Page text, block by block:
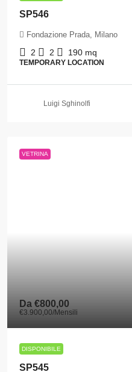
SP546
Fondazione Prada, Milano
2 2 190 mq
TEMPORARY LOCATION
Luigi Sghinolfi
VETRINA
Da €800,00
€3.900,00/Mensili
DISPONIBILE
SP545